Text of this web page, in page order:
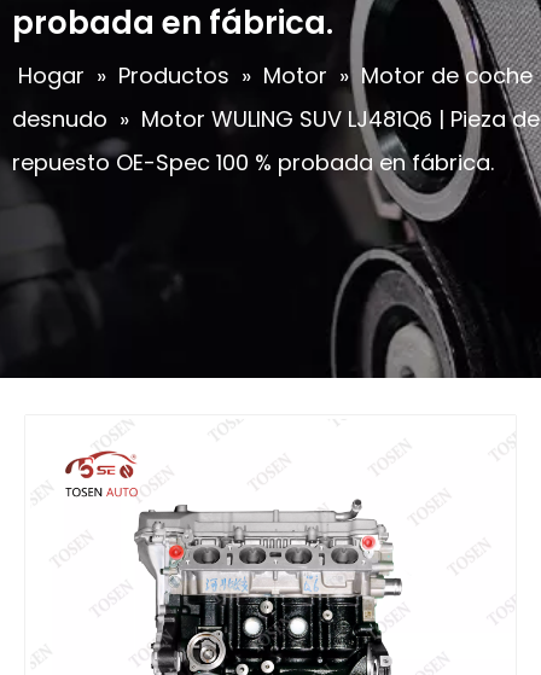
probada en fábrica.
Hogar » Productos » Motor » Motor de coche
desnudo » Motor WULING SUV LJ481Q6 | Pieza de
repuesto OE-Spec 100 % probada en fábrica.